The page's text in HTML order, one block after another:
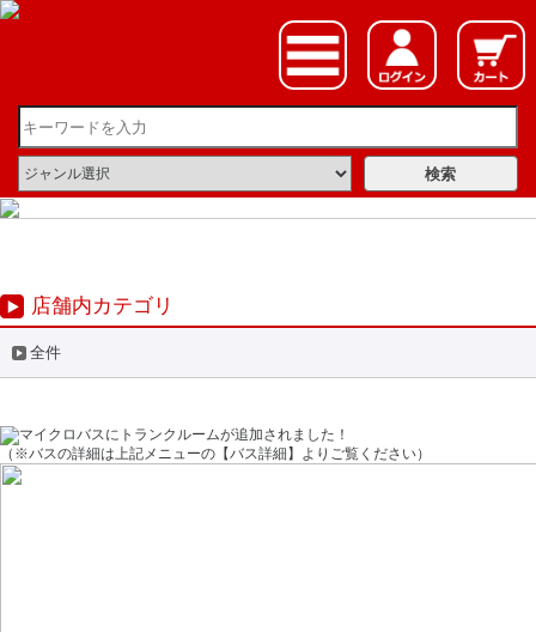
店舗内カテゴリ
全件
（※バスの詳細は上記メニューの【バス詳細】よりご覧ください）